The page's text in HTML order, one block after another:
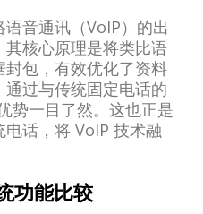
音通讯（VoIP）的出
核心原理是将类比语
包，有效优化了资料
过与传统固定电话的
势一目了然。这也正是
话，将 VoIP 技术融
功能比较